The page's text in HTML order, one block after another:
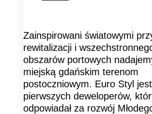
Zainspirowani światowymi
rewitalizacji i
obszarów portowych
miejską gdańskim terenom
postoczniowym. Euro Styl
pierwszych deweloperów,
odpowiadał za rozwój